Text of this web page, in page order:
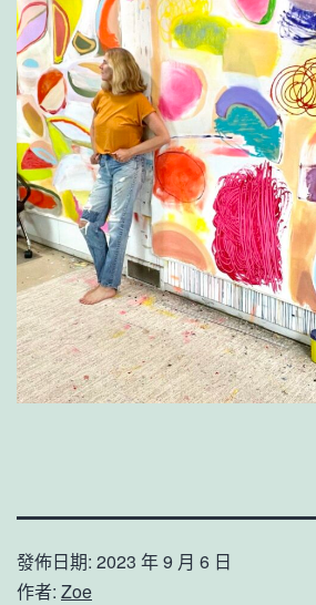
發佈日期: 2023 年 9 月 6 日
作者: Zoe